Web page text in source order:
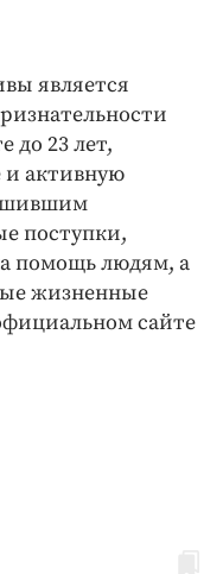
является
до 23 лет,
активную
поступки,
помощь людям, а
жизненные
сайте